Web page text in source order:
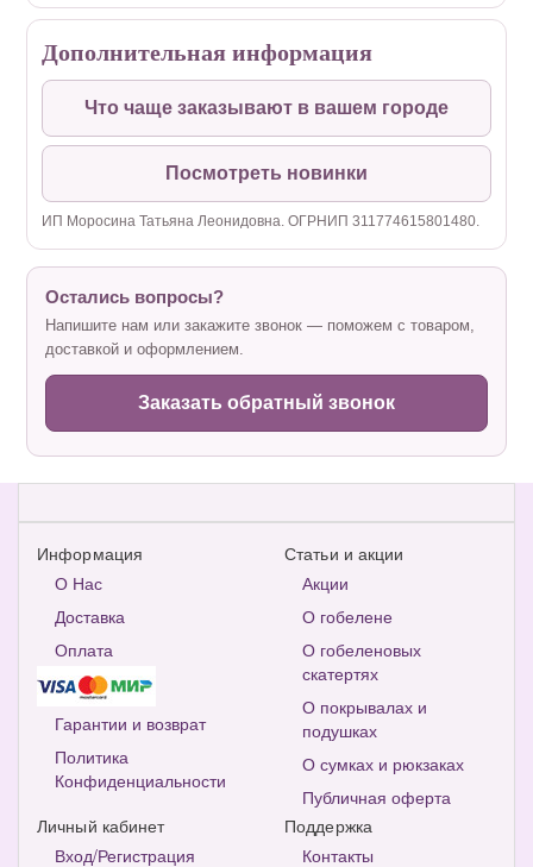
Дополнительная информация
Что чаще заказывают в вашем городе
Посмотреть новинки
ИП Моросина Татьяна Леонидовна. ОГРНИП 311774615801480.
Остались вопросы?
Напишите нам или закажите звонок — поможем с товаром,
доставкой и оформлением.
Заказать обратный звонок
Информация
О Нас
Доставка
Оплата
Гарантии и возврат
Политика
Конфиденциальности
Статьи и акции
Акции
О гобелене
О гобеленовых
скатертях
О покрывалах и
подушках
О сумках и рюкзаках
Публичная оферта
Личный кабинет
Вход/Регистрация
Поддержка
Контакты